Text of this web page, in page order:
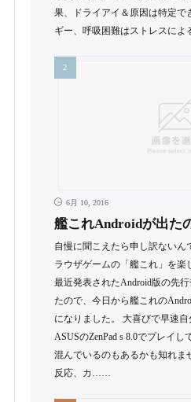
果、ドライアイ＆原因は特定で
ギー、呼吸困難はストレスに
6月 10, 2016
艦これAndroidが出た
自慢に聞こえたら申し訳ないん
ラウザゲームの「艦これ」を楽
最近発表されたAndroid版の先
たので、今日から艦これの
になりました。 大喜びで早速自
ASUSのZenPad s 8.0でプレイ
混んでいるのもあるかも知れま
反応、カ……